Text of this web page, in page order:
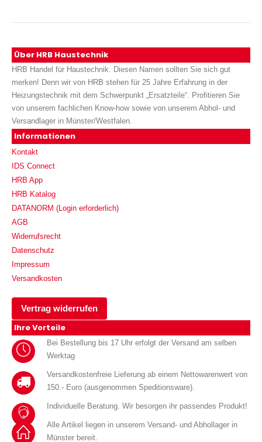
Über HRB Haustechnik
HRB Handel für Haustechnik. Diesen Namen sollten Sie sich gut
merken! Denn wir von HRB stehen für 25 Jahre Erfahrung in der
Heizungstechnik mit dem Schwerpunkt „Ersatzteile“. Profitieren Sie
von unserem fachlichen Know-how sowie von unserem Abhol- und
Versandlager in Münster/Westfalen.
Informationen
Kontakt
IDS Connect
HRB App
HRB Katalog
DATANORM (Login erforderlich)
AGB
Widerrufsrecht
Datenschutz
Impressum
Versandkosten
Vertrag widerrufen
Ihre Vorteile
Bei Bestellung bis 17 Uhr erfolgt der Versand am selben
Werktag
Versandkostenfreie Lieferung ab einem Nettowarenwert von
150.- Euro (ausgenommen Speditionsware).
Individuelle Beratung. Wir besorgen ihr passendes Produkt!
Alle Artikel liegen in unserem Versand- und Abhollager in
Münster bereit.